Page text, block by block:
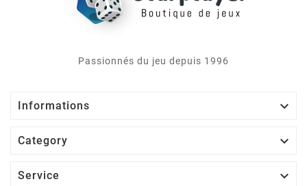
Passionnés du jeu depuis 1996
Informations 
Category 
Service 